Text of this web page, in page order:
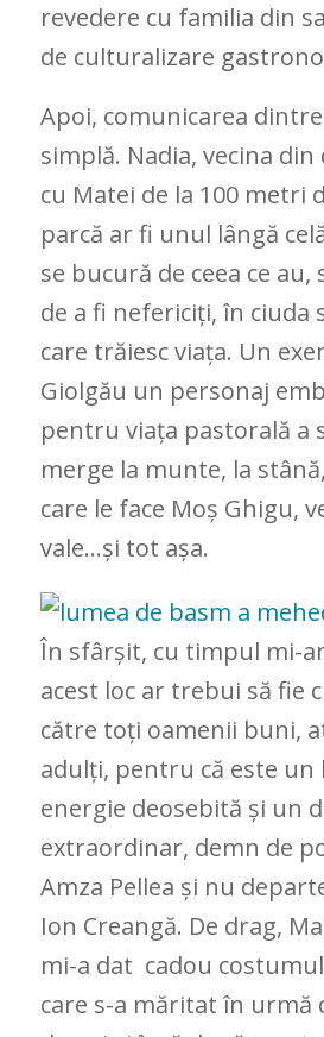
revedere cu familia din
de culturalizare
Apoi, comunicarea
simplă. Nadia, vecina
cu Matei de la 100 metri
parcă ar fi unul lângă
se bucură de ceea ce
de a fi nefericiți, în ciuda
care trăiesc viața. Un
Giolgău un personaj
pentru viața pastorală a
merge la munte, la
care le face Moș Ghigu,
vale…și tot așa.
În sfârșit, cu timpul mi-
acest loc ar trebui să fie
către toți oamenii buni,
adulți, pentru că este un
energie deosebită și un
extraordinar, demn de
Amza Pellea și nu
Ion Creangă. De drag,
mi-a dat cadou
care s-a măritat în urmă